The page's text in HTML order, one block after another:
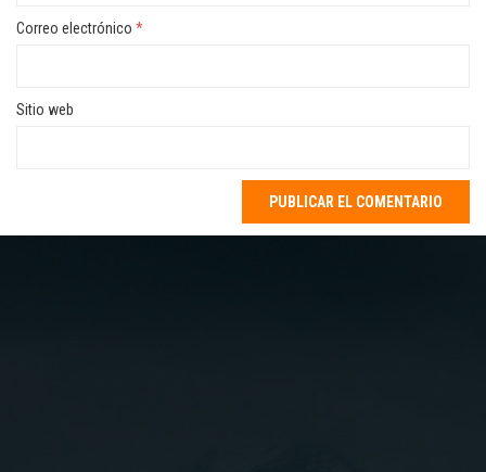
Correo electrónico *
Sitio web